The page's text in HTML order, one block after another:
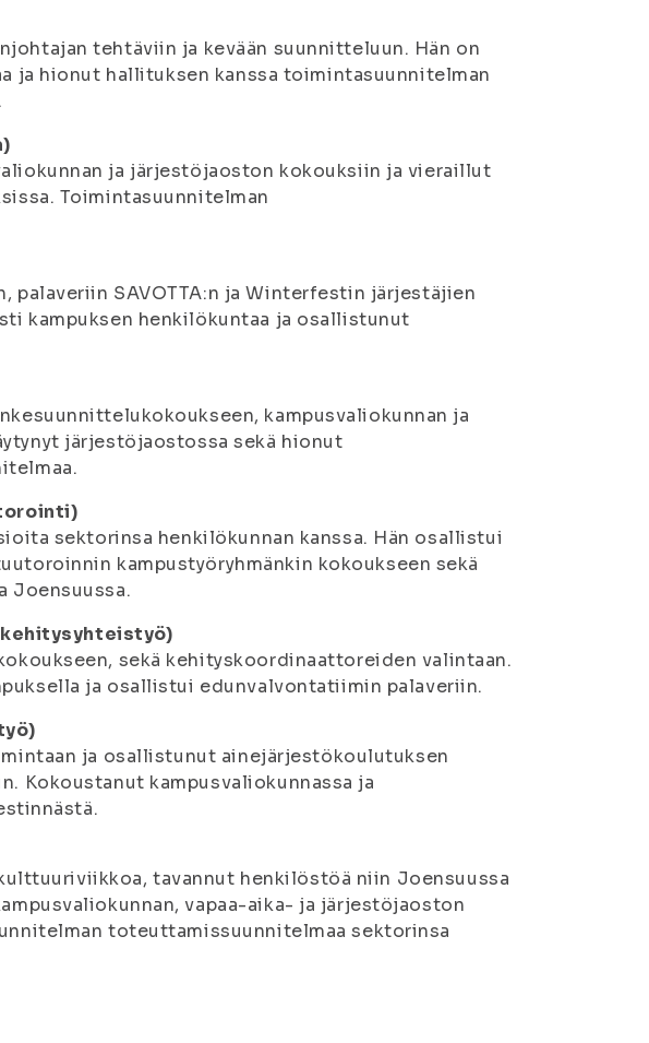
tehtäviin ja kevään suunnitteluun. Hän on
ja hionut hallituksen kanssa toimintasuunnitelman
ja järjestöjaoston kokouksiin ja vieraillut
Toimintasuunnitelman
palaveriin SAVOTTA:n ja Winterfestin järjestäjien
kampuksen henkilökuntaa ja osallistunut
kampusvaliokunnan ja
järjestöjaostossa sekä hionut
sektorinsa henkilökunnan kanssa. Hän osallistui
kampustyöryhmänkin kokoukseen sekä
Joensuussa.
sekä kehityskoordinaattoreiden valintaan.
ja osallistui edunvalvontatiimin palaveriin.
ja osallistunut ainejärjestökoulutuksen
Kokoustanut kampusvaliokunnassa ja
tavannut henkilöstöä niin Joensuussa
vapaa-aika- ja järjestöjaoston
toteuttamissuunnitelmaa sektorinsa